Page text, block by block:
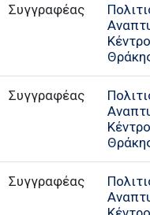
Συγγραφέας
Συγγραφέας
Συγγραφέας